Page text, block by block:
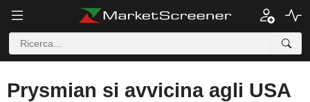
Prysmian si avvicina agli USA